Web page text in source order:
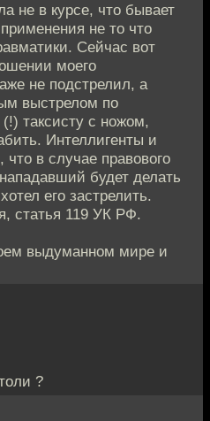
не в курсе, что бывает
не то что
Сейчас вот
моего
не подстрелил, а
выстрелом по
(!) таксисту с ножом,
Интеллигенты и
что в случае правового
будет делать
его застрелить.
статья 119 УК РФ.
выдуманном мире и
?